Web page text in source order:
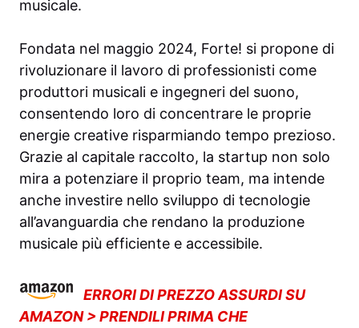
musicale.
Fondata nel maggio 2024, Forte! si propone di
rivoluzionare il lavoro di professionisti come
produttori musicali e ingegneri del suono,
consentendo loro di concentrare le proprie
energie creative risparmiando tempo prezioso.
Grazie al capitale raccolto, la startup non solo
mira a potenziare il proprio team, ma intende
anche investire nello sviluppo di tecnologie
all’avanguardia che rendano la produzione
musicale più efficiente e accessibile.
ERRORI DI PREZZO ASSURDI SU
AMAZON > PRENDILI PRIMA CHE